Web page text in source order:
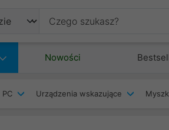
Nowości
Urządzenia wskazujące